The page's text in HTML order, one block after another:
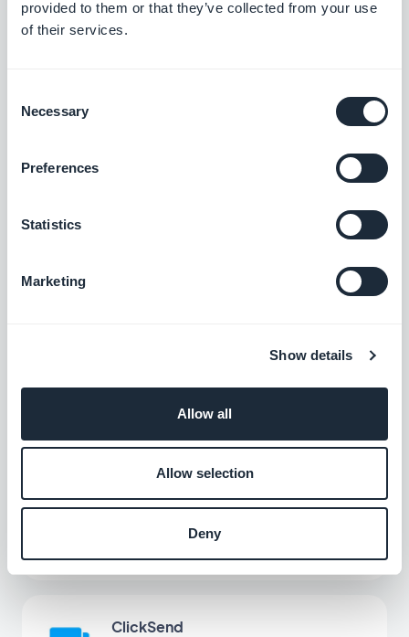
provided to them or that they’ve collected from your use
of their services.
Selection
Necessary
Preferences
Statistics
Marketing
Show details
Allow all
Allow selection
Deny
Make (für eCommerce)
anderen Online-Diensten verknüpfen. Mit
diesem Add-on richten Sie automatische
Programmierung ein. (Zur Nutzung dieses
Verkaufen Sie Ihre Produkte direkt über
App-Integration von Meta Pixel (ehemals
Nutzerverhaltens und zur
Stripe-Erweiterung
Bieten Sie in Ihrem Store zusätzliche
ClickSend